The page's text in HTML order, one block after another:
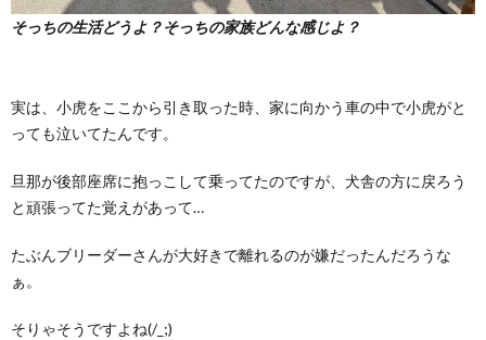
そっちの生活どうよ？そっちの家族どんな感じよ？
実は、小虎をここから引き取った時、家に向かう車の中で小虎がと
っても泣いてたんです。
旦那が後部座席に抱っこして乗ってたのですが、犬舎の方に戻ろう
と頑張ってた覚えがあって…
たぶんブリーダーさんが大好きで離れるのが嫌だったんだろうな
ぁ。
そりゃそうですよね(/_;)